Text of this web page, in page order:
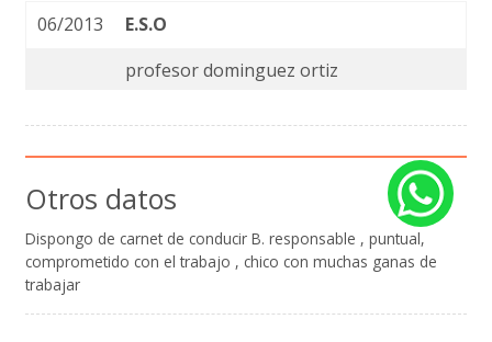
06/2013
E.S.O
profesor dominguez ortiz
Otros datos
Dispongo de carnet de conducir B. responsable , puntual,
comprometido con el trabajo , chico con muchas ganas de
trabajar